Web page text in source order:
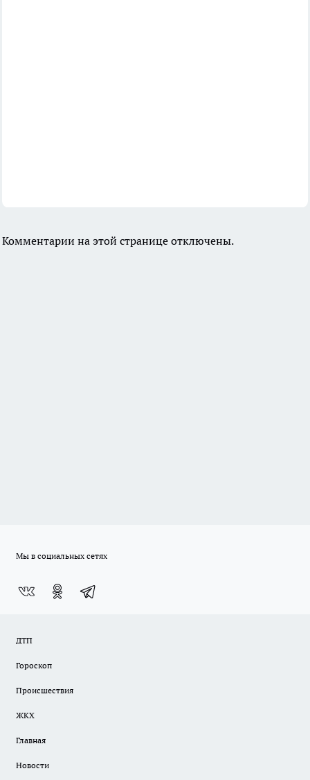
Комментарии на этой странице отключены.
Мы в социальных сетях
ДТП
Гороскоп
Происшествия
ЖКХ
Главная
Новости